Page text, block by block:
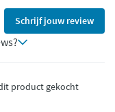
Schrijf jouw review
product gekocht